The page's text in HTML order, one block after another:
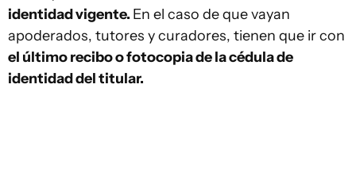
identidad vigente. En el caso de que vayan
apoderados, tutores y curadores, tienen que ir con
el último recibo o fotocopia de la cédula de
identidad del titular.